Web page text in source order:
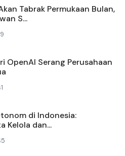
Tabrak Permukaan Bulan,
S...
OpenAI Serang Perusahaan
di Indonesia:
Kelola dan...